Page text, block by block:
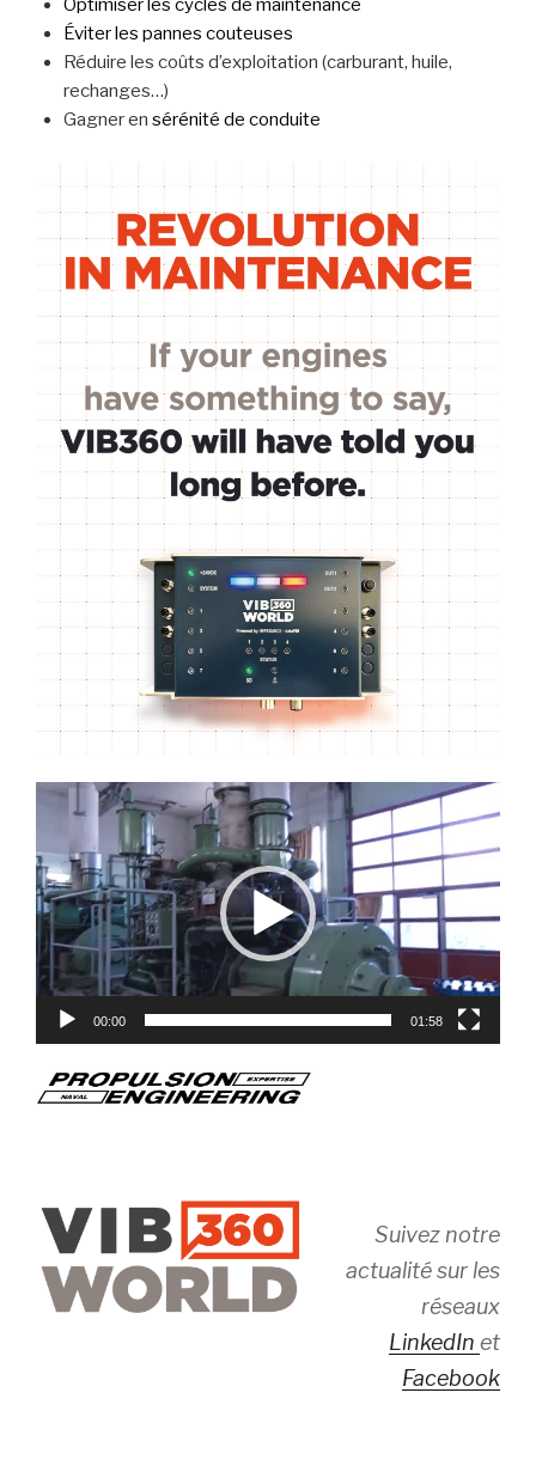
Optimiser les cycles de maintenance
Éviter les pannes couteuses
Réduire les coûts d’exploitation (carburant, huile,
rechanges…)
Gagner en sérénité de conduite
Lecteur
00:00 01:58
Suivez notre
actualité sur les
réseaux
LinkedIn et
Facebook